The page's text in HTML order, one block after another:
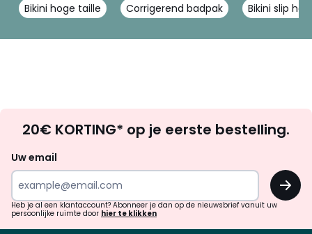
Bikini hoge taille Corrigerend badpak Bikini slip
zoek
inspiratie
verrassingen?
20€ KORTING* op je eerste bestelling.
Uw email
OK
Heb je al een klantaccount? Abonneer je dan op de nieuwsbrief vanuit uw
persoonlijke ruimte door hier te klikken